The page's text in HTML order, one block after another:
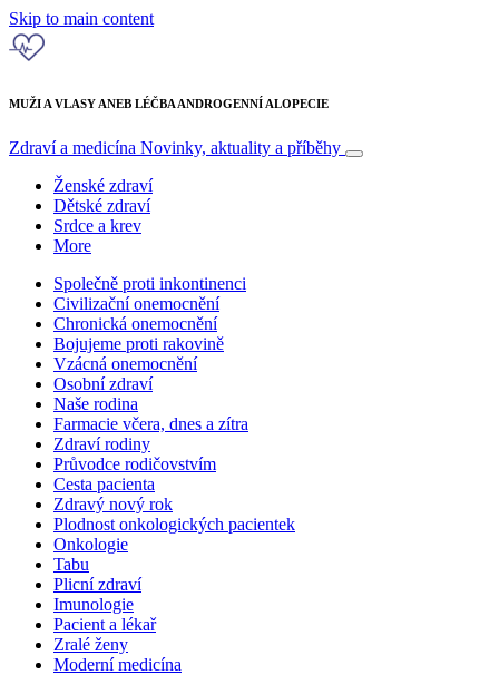
Skip to main content
MUŽI A VLASY ANEB LÉČBA ANDROGENNÍ ALOPECIE
Zdraví a medicína Novinky, aktuality a příběhy
Ženské zdraví
Dětské zdraví
Srdce a krev
More
Společně proti inkontinenci
Civilizační onemocnění
Chronická onemocnění
Bojujeme proti rakovině
Vzácná onemocnění
Osobní zdraví
Naše rodina
Farmacie včera, dnes a zítra
Zdraví rodiny
Průvodce rodičovstvím
Cesta pacienta
Zdravý nový rok
Plodnost onkologických pacientek
Onkologie
Tabu
Plicní zdraví
Imunologie
Pacient a lékař
Zralé ženy
Moderní medicína